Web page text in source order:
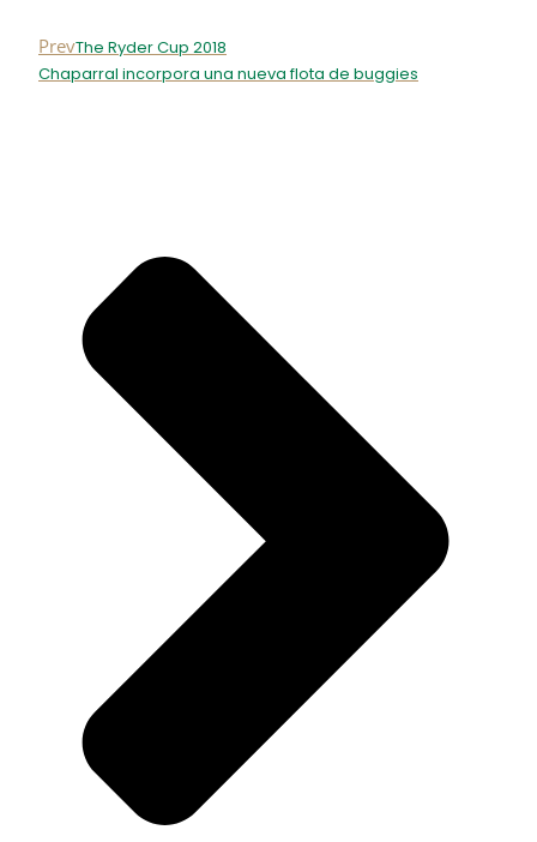
PrevThe Ryder Cup 2018
Chaparral incorpora una nueva flota de buggies